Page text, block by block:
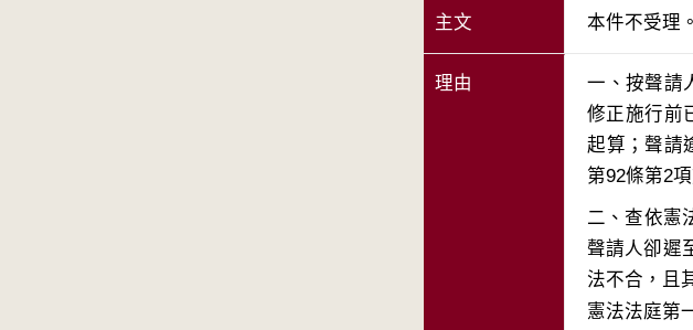
主文 本件不受理。
理由
一、按聲請
修正施行前
起算；聲請
二、查依憲
聲請人卻遲
法不合，且
憲法法庭第